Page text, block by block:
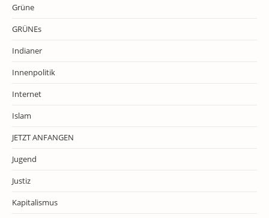
Grüne
GRÜNEs
Indianer
Innenpolitik
Internet
Islam
JETZT ANFANGEN
Jugend
Justiz
Kapitalismus